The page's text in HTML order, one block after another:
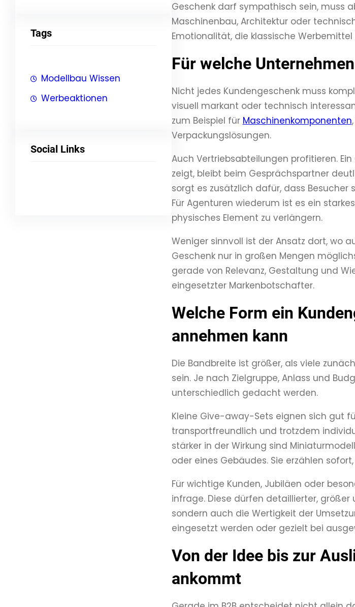
Tags
Modellbau Wissen
Werbeaktionen
Social Links
Geschenk darf sympathisch sein, muss
Maschinenbau, Architektur oder
Emotionalität, die klassische
Für welche
Nicht jedes Kundengeschenk muss
visuell markant oder technisch
zum Beispiel für Maschinenkomponenten
Verpackungslösungen.
Auch Vertriebsabteilungen profitieren.
zeigt, bleibt beim Gesprächspartner
sorgt es zusätzlich dafür, dass Besucher
Für Agenturen wiederum ist es ein
physisches Element zu verlängern.
Weniger sinnvoll ist der Ansatz dort, wo
Geschenk nur in großen Mengen
gerade von Relevanz, Gestaltung und
eingesetzter Markenbotschafter.
Welche Form ein
annehmen kann
Die Bandbreite ist größer, als viele
sein. Je nach Zielgruppe, Anlass und
unterschiedlich gedacht werden.
Kleine Give-away-Sets eignen sich gut
transportfreundlich und trotzdem
stärker in der Wirkung sind
oder eines Gebäudes. Sie erzählen
Für wichtige Kunden, Jubiläen oder
infrage. Diese dürfen detaillierter, größer
sondern auch die Wertigkeit der
eingesetzt werden oder gezielt bei
Von der Idee bis zur
ankommt